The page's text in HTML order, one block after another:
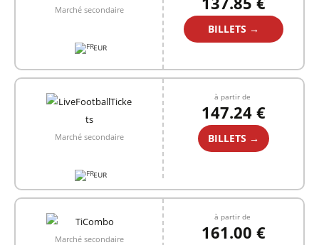
Marché secondaire
EUR
BILLETS →
Marché secondaire
EUR
à partir de
147.24 €
BILLETS →
Marché secondaire
à partir de
161.00 €